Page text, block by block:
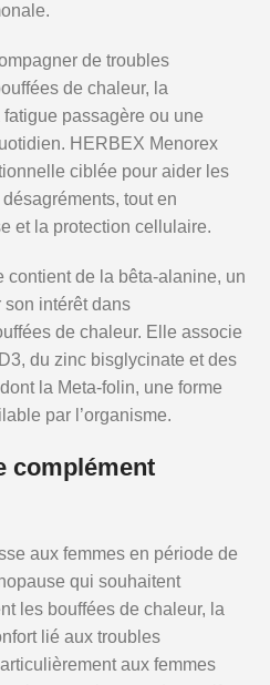
de troubles
de chaleur, la
passagère ou une
HERBEX Menorex
ciblée pour aider les
tout en
et la protection cellulaire.
contient de la bêta-alanine, un
intérêt dans
de chaleur. Elle associe
du zinc bisglycinate et des
la Meta-folin, une forme
par l’organisme.
complément
aux femmes en période de
qui souhaitent
les bouffées de chaleur, la
lié aux troubles
aux femmes